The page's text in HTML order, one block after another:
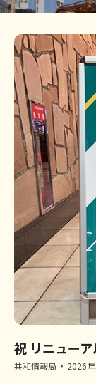
祝 リニュー
共和情報局 2026